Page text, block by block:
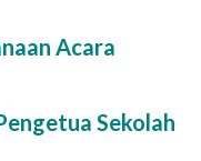
Acara
Sekolah